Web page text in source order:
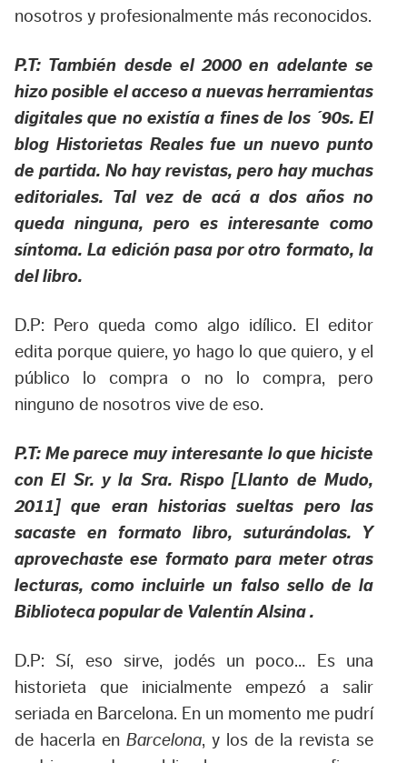
nosotros y profesionalmente más reconocidos.
P.T: También desde el 2000 en adelante se
hizo posible el acceso a nuevas herramientas
digitales que no existía a fines de los ´90s. El
blog Historietas Reales fue un nuevo punto
de partida. No hay revistas, pero hay muchas
editoriales. Tal vez de acá a dos años no
queda ninguna, pero es interesante como
síntoma. La edición pasa por otro formato, la
del libro.
D.P: Pero queda como algo idílico. El editor
edita porque quiere, yo hago lo que quiero, y el
público lo compra o no lo compra, pero
ninguno de nosotros vive de eso.
P.T: Me parece muy interesante lo que hiciste
con El Sr. y la Sra. Rispo [Llanto de Mudo,
2011] que eran historias sueltas pero las
sacaste en formato libro, suturándolas. Y
aprovechaste ese formato para meter otras
lecturas, como incluirle un falso sello de la
Biblioteca popular de Valentín Alsina .
D.P: Sí, eso sirve, jodés un poco… Es una
historieta que inicialmente empezó a salir
seriada en Barcelona. En un momento me pudrí
de hacerla en Barcelona, y los de la revista se